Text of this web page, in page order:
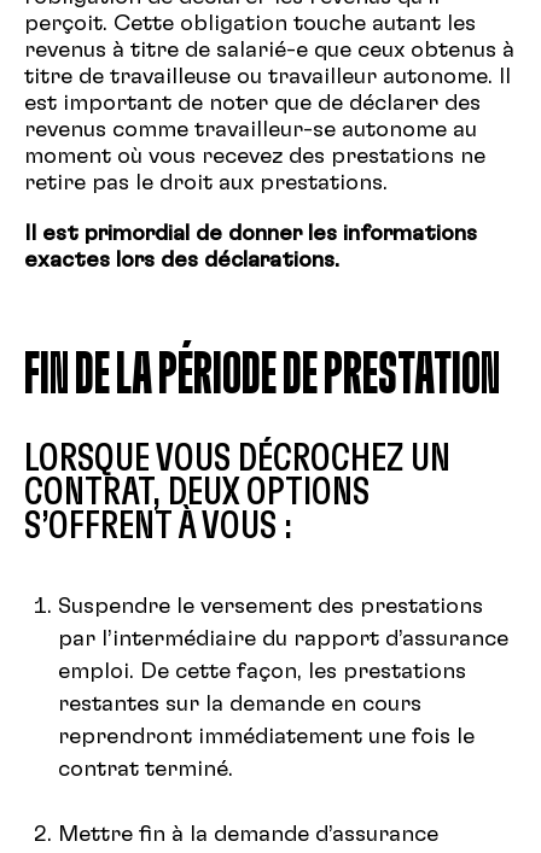
perçoit. Cette obligation touche autant les
revenus à titre de salarié-e que ceux obtenus à
titre de travailleuse ou travailleur autonome. Il
est important de noter que de déclarer des
revenus comme travailleur-se autonome au
moment où vous recevez des prestations ne
retire pas le droit aux prestations.
Il est primordial de donner les informations
exactes lors des déclarations.
FIN DE LA PÉRIODE DE PRESTATION
LORSQUE VOUS DÉCROCHEZ UN
CONTRAT, DEUX OPTIONS
S’OFFRENT À VOUS :
Suspendre le versement des prestations
par l’intermédiaire du rapport d’assurance
emploi. De cette façon, les prestations
restantes sur la demande en cours
reprendront immédiatement une fois le
contrat terminé.
Mettre fin à la demande d’assurance